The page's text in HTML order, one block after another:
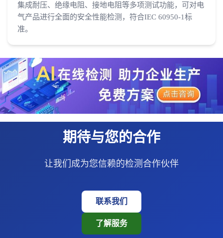
集成耐压、绝缘电阻、接地电阻等多项测试功能，可对电
气产品进行全面的安全性能检测，符合IEC 60950-1标
准。
期待与您的合作
让我们成为您信赖的检测合作伙伴
联系我们
了解服务